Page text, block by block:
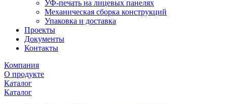
УФ-печать на лицевых панелях
Механическая сборка конструкций
Упаковка и доставка
Проекты
Документы
Контакты
Компания
О продукте
Каталог
Каталог